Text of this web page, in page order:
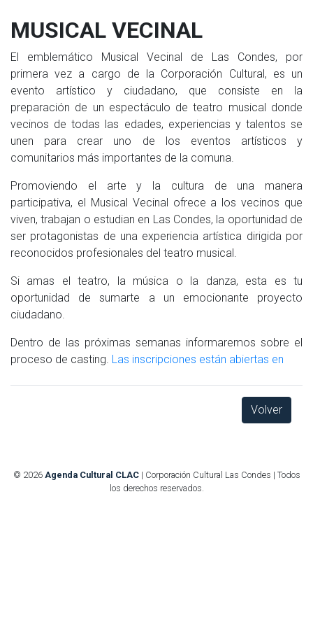
MUSICAL VECINAL
El emblemático Musical Vecinal de Las Condes, por
primera vez a cargo de la Corporación Cultural, es un
evento artístico y ciudadano, que consiste en la
preparación de un espectáculo de teatro musical donde
vecinos de todas las edades, experiencias y talentos se
unen para crear uno de los eventos artísticos y
comunitarios más importantes de la comuna.
Promoviendo el arte y la cultura de una manera
participativa, el Musical Vecinal ofrece a los vecinos que
viven, trabajan o estudian en Las Condes, la oportunidad de
ser protagonistas de una experiencia artística dirigida por
reconocidos profesionales del teatro musical.
Si amas el teatro, la música o la danza, esta es tu
oportunidad de sumarte a un emocionante proyecto
ciudadano.
Dentro de las próximas semanas informaremos sobre el
proceso de casting. Las inscripciones están abiertas en
Volver
© 2026 Agenda Cultural CLAC| Corporación Cultural Las Condes | Todos
los derechos reservados.